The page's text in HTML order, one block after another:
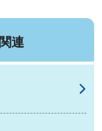
連